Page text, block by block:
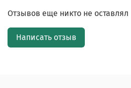
Отзывов еще никто не оставлял
Написать отзыв